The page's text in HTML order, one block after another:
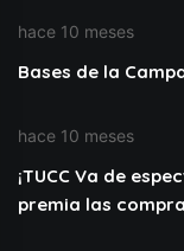
hace 10 meses
Bases de la
hace 10 meses
¡TUCC Va de
premia las